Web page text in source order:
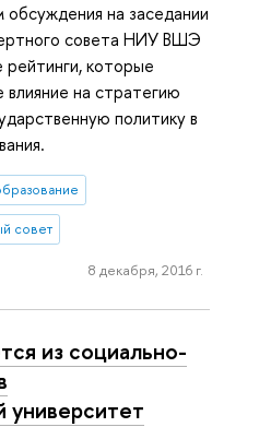
на заседании
совета НИУ ВШЭ
рейтинги, которые
на стратегию
политику в
совет
8 декабря, 2016 г.
из социально-
университет